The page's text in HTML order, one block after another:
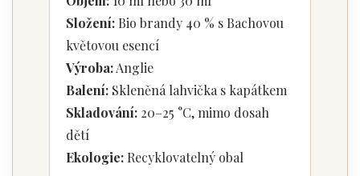
Složení: Bio brandy 40 % s Bachovou
květovou esencí
Výroba:Anglie
Balení: Skleněná lahvička s kapátkem
Skladování: 20–25 °C, mimo dosah
dětí
Ekologie: Recyklovatelný obal